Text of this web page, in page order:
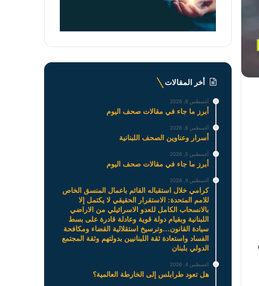
أخر المقالات
أغسطس 6, 2026
أبرز ما جاء في مقالات صحف اليوم
أغسطس 6, 2026
أسرار وعناوين الصحف اللبنانية
أغسطس 5, 2026
أبرز ما جاء في مقالات صحف اليوم
أغسطس 4, 2026
كرامي خلال استقباله القائم باعمال المنسق الخاص
للامم المتحدة: الاستقرار الحقيقي لا يكتمل إلا
بالانسحاب الكامل للعدو الاسرائيلي من الاراضي
اللبنانية وبقيام دولة قوية وعادلة قادرة على بسط
سيادة القانون…وترسيخ استقلالية القضاء ومكافحة
الفساد واستعادة ثقة اللبنانيين بدولتهم وثقة المجتمع
الدولي بلبنان
أغسطس 4, 2026
هل تعود طرابلس إلى الخارطة العالمية؟